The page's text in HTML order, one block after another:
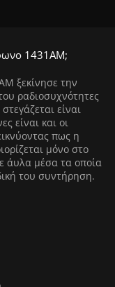
1431ΑΜ;
ξεκίνησε την
ραδιοσυχνότητες
είναι
είναι και οι
πως η
μόνο στο
άυλα μέσα τα οποία
του συντήρηση.